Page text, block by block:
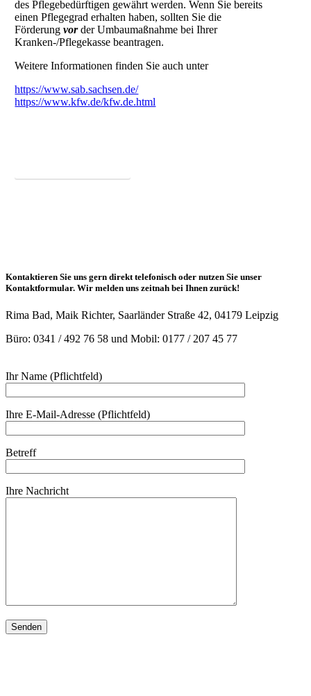
des Pflegebedürftigen gewährt werden. Wenn Sie bereits
einen Pflegegrad erhalten haben, sollten Sie die
Förderungvorder Umbaumaßnahme bei Ihrer
Kranken-/Pflegekasse beantragen.
Weitere Informationen finden Sie auch unter
https://www.sab.sachsen.de/
https://www.kfw.de/kfw.de.html
Kontaktieren Sie uns gern direkt telefonisch oder nutzen Sie unser
Kontaktformular. Wir melden uns zeitnah bei Ihnen zurück!
Rima Bad, Maik Richter, Saarländer Straße 42, 04179 Leipzig
Büro: 0341 / 492 76 58 und Mobil: 0177 / 207 45 77
Ihr Name (Pflichtfeld)
Ihre E-Mail-Adresse (Pflichtfeld)
Betreff
Ihre Nachricht